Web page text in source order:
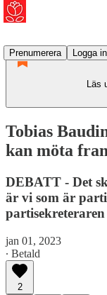
Prenumerera
Logga in
Läs
Tobias
kan möta
DEBATT - Det
är vi som är
jan 01, 2023
∙ Betald
2